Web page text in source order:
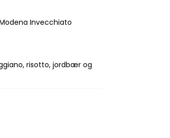
Invecchiato
risotto, jordbær og